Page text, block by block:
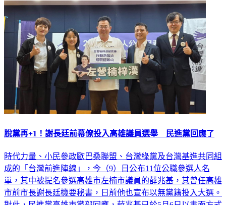
脫黨再+1！謝長廷前幕僚投入高雄議員選舉 民進黨回應了
時代力量、小民參政歐巴桑聯盟、台灣綠黨及台灣基進共同組
成的「台灣前進陣線」，今（9）日公布11位公職參選人名
單，其中被提名參選高雄市左楠市議員的薛兆基，其曾任高雄
市前市長謝長廷機要秘書，日前他也宣布以無黨籍投入大選。